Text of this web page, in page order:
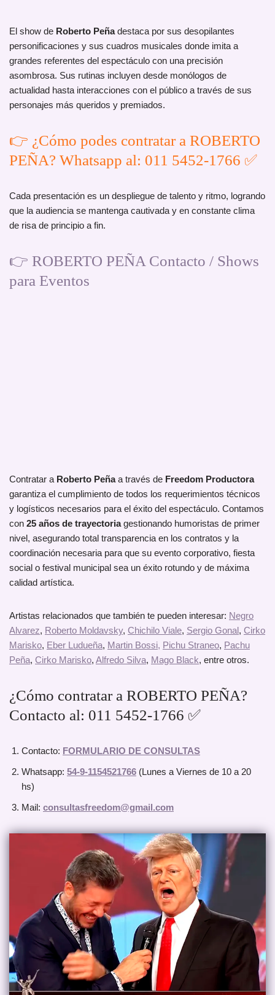
El show de Roberto Peñadestaca por sus desopilantes
personificaciones y sus cuadros musicales donde imita a
grandes referentes del espectáculo con una precisión
asombrosa. Sus rutinas incluyen desde monólogos de
actualidad hasta interacciones con el público a través de sus
personajes más queridos y premiados.
👉 ¿Cómo podes contratar a ROBERTO
PEÑA? Whatsapp al: 011 5452-1766 ✅
Cada presentación es un despliegue de talento y ritmo, logrando
que la audiencia se mantenga cautivada y en constante clima
de risa de principio a fin.
👉 ROBERTO PEÑA Contacto / Shows
para Eventos
Contratar a Roberto Peñaa través de Freedom Productora
garantiza el cumplimiento de todos los requerimientos técnicos
y logísticos necesarios para el éxito del espectáculo. Contamos
con 25 años de trayectoriagestionando humoristas de primer
nivel, asegurando total transparencia en los contratos y la
coordinación necesaria para que su evento corporativo, fiesta
social o festival municipal sea un éxito rotundo y de máxima
calidad artística.
Artistas relacionados que también te pueden interesar: Negro
Alvarez, Roberto Moldavsky, Chichilo Viale, Sergio Gonal, Cirko
Marisko, Eber Ludueña, Martin Bossi, Pichu Straneo, Pachu
Peña, Cirko Marisko, Alfredo Silva, Mago Black, entre otros.
¿Cómo contratar a ROBERTO PEÑA?
Contacto al: 011 5452-1766 ✅
Contacto: FORMULARIO DE CONSULTAS
Whatsapp: 54-9-1154521766 (Lunes a Viernes de 10 a 20
hs)
Mail: consultasfreedom@gmail.com